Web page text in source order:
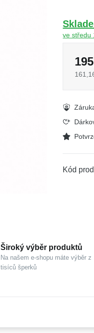
ve středu
Kód
Široký výběr produktů
Na našem e-shopu máte výběr z
tisíců šperků